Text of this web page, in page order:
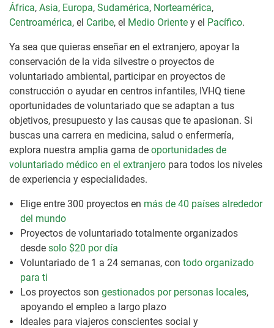
África, Asia, Europa, Sudamérica, Norteamérica,
Centroamérica, el Caribe, el Medio Oriente y el Pacífico.
Ya sea que quieras enseñar en el extranjero, apoyar la
conservación de la vida silvestre o proyectos de
voluntariado ambiental, participar en proyectos de
construcción o ayudar en centros infantiles, IVHQ tiene
oportunidades de voluntariado que se adaptan a tus
objetivos, presupuesto y las causas que te apasionan. Si
buscas una carrera en medicina, salud o enfermería,
explora nuestra amplia gama de oportunidades de
voluntariado médico en el extranjero para todos los niveles
de experiencia y especialidades.
Elige entre 300 proyectos en más de 40 países alrededor
del mundo
Proyectos de voluntariado totalmente organizados
desde solo $20 por día
Voluntariado de 1 a 24 semanas, con todo organizado
para ti
Los proyectos son gestionados por personas locales,
apoyando el empleo a largo plazo
Ideales para viajeros conscientes social y